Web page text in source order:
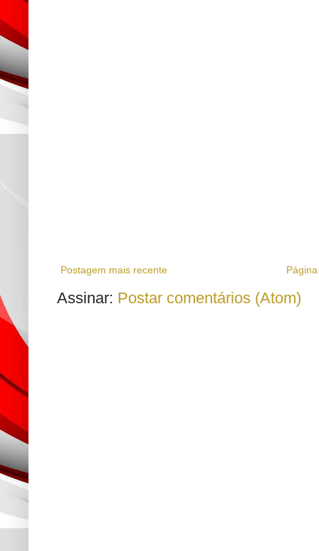
Postagem mais recente
Assinar: Postar comentários (Atom)